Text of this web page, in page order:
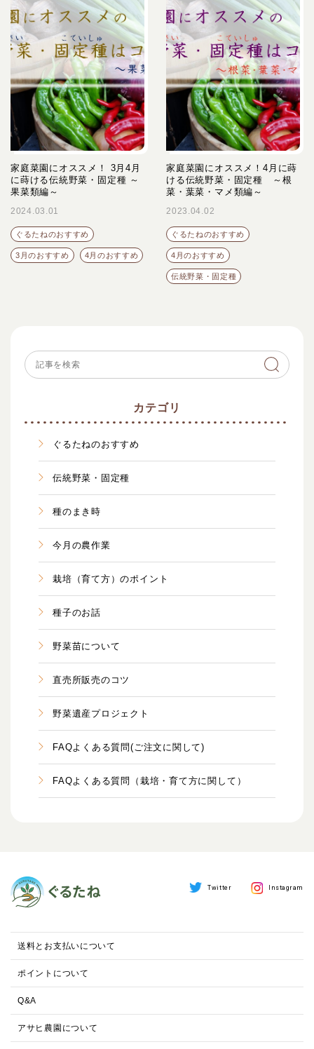
カテゴリ
ぐるたねのおすすめ
伝統野菜・固定種
種のまき時
今月の農作業
栽培（育て方）のポイント
種子のお話
野菜苗について
直売所販売のコツ
野菜遺産プロジェクト
FAQよくある質問(ご注文に関して)
FAQよくある質問（栽培・育て方に関して）
家庭菜園にオススメ！ 3月4月
に蒔ける伝統野菜・固定種 ～
果菜類編～
2024.03.01
ぐるたねのおすすめ
3月のおすすめ 4月のおすすめ
家庭菜園にオススメ！4月に蒔
ける伝統野菜・固定種 ～根
菜・葉菜・マメ類編～
2023.04.02
ぐるたねのおすすめ
4月のおすすめ
伝統野菜・固定種
Twitter Instagram
送料とお支払いについて
ポイントについて
Q&A
アサヒ農園について